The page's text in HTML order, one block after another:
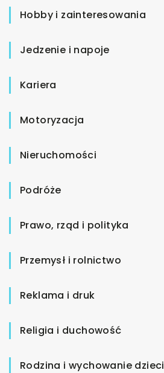
Hobby i zainteresowania
Jedzenie i napoje
Kariera
Motoryzacja
Nieruchomości
Podróże
Prawo, rząd i polityka
Przemysł i rolnictwo
Reklama i druk
Religia i duchowość
Rodzina i wychowanie dzieci